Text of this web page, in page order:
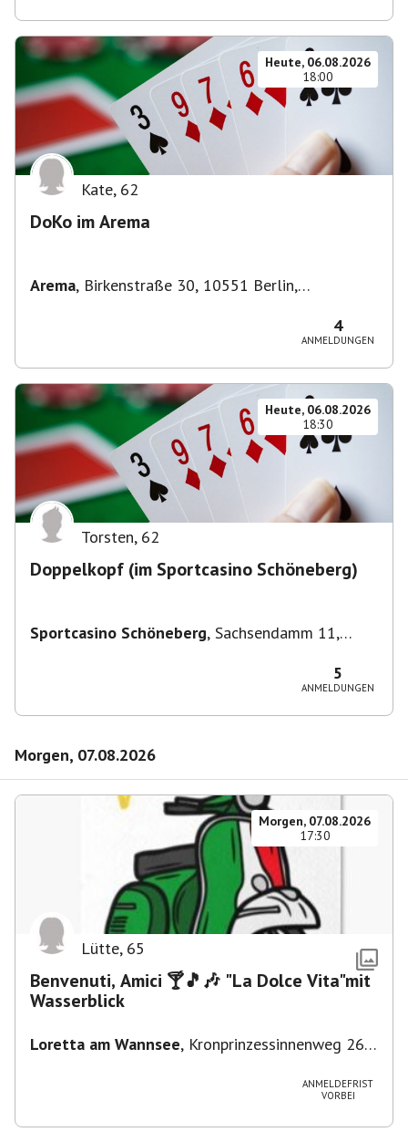
Heute, 06.08.2026
18:00
Kate, 62
DoKo im Arema
Arema, Birkenstraße 30, 10551 Berlin,
4
ANMELDUNGEN
Heute, 06.08.2026
18:30
Torsten, 62
Doppelkopf (im Sportcasino Schöneberg)
Sportcasino Schöneberg, Sachsendamm 11,
5
ANMELDUNGEN
Morgen, 07.08.2026
Morgen, 07.08.2026
17:30
Lütte, 65
Benvenuti, Amici 🍸🎵🎶 "La Dolce Vita"mit
Wasserblick
Loretta am Wannsee, Kronprinzessinnenweg 260,
ANMELDEFRIST
VORBEI